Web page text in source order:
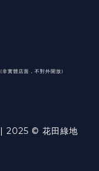
(非實體店面，不對外開放)
| 2025 © 花田綠地